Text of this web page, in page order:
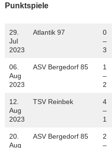
Punktspiele
29.
Jul
2023
Atlantik 97
0
–
3
06.
Aug
2023
ASV Bergedorf 85
1
–
2
12.
Aug
2023
TSV Reinbek
4
–
1
20.
Aug
ASV Bergedorf 85
2
–